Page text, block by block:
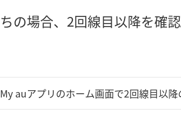
の場合、2回線目以降を確
My auアプリのホーム画面で2回線目以